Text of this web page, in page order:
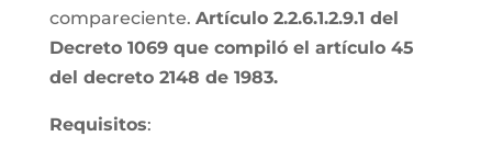
compareciente. Artículo 2.2.6.1.2.9.1 del
Decreto 1069 que compiló el artículo 45
del decreto 2148 de 1983.
Requisitos: